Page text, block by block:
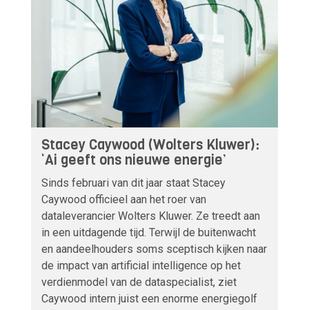
Stacey Caywood (Wolters Kluwer):
‘Ai geeft ons nieuwe energie’
Sinds februari van dit jaar staat Stacey
Caywood officieel aan het roer van
dataleverancier Wolters Kluwer. Ze treedt aan
in een uitdagende tijd. Terwijl de buitenwacht
en aandeelhouders soms sceptisch kijken naar
de impact van artificial intelligence op het
verdienmodel van de dataspecialist, ziet
Caywood intern juist een enorme energiegolf